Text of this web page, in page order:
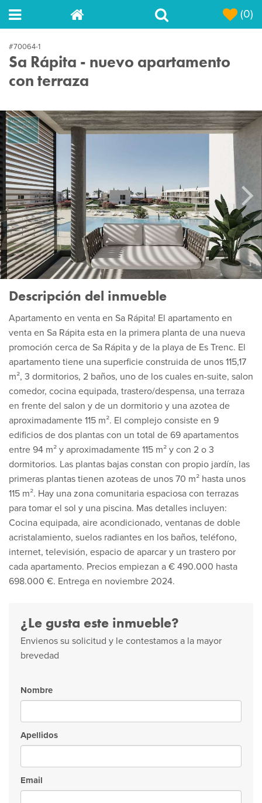
(0)
#70064-1
Sa Rápita - nuevo apartamento
con terraza
Next
Descripción del inmueble
Apartamento en venta en Sa Rápita! El apartamento en
venta en Sa Rápita esta en la primera planta de una nueva
promoción cerca de Sa Rápita y de la playa de Es Trenc. El
apartamento tiene una superficie construida de unos 115,17
m², 3 dormitorios, 2 baños, uno de los cuales en-suite, salon
comedor, cocina equipada, trastero/despensa, una terraza
en frente del salon y de un dormitorio y una azotea de
aproximadamente 115 m². El complejo consiste en 9
edificios de dos plantas con un total de 69 apartamentos
entre 94 m² y aproximadamente 115 m² y con 2 o 3
dormitorios. Las plantas bajas constan con propio jardín, las
primeras plantas tienen azoteas de unos 70 m² hasta unos
115 m². Hay una zona comunitaria espaciosa con terrazas
para tomar el sol y una piscina. Mas detalles incluyen:
Cocina equipada, aire acondicionado, ventanas de doble
acristalamiento, suelos radiantes en los baños, teléfono,
internet, televisión, espacio de aparcar y un trastero por
cada apartamento. Precios empiezan a € 490.000 hasta
698.000 €. Entrega en noviembre 2024.
¿Le gusta este inmueble?
Envienos su solicitud y le contestamos a la mayor
brevedad
Nombre
Apellidos
Email